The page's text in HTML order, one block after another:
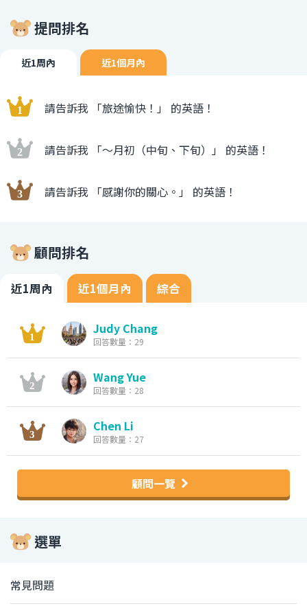
提問排名
近1周內 近1個月內
請告訴我 「旅途愉快！」 的英語！
請告訴我 「〜月初（中旬、下旬）」 的英語！
請告訴我 「感謝你的關心。」 的英語！
顧問排名
近1周內 近1個月內 綜合
Judy Chang
回答數量：29
Wang Yue
回答數量：28
Chen Li
回答數量：27
顧問一覽
選單
常見問題